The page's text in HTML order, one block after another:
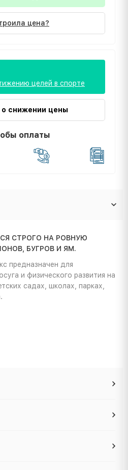
цена?
целей в спорте
снижении цены
оплаты
СТРОГО НА РОВНУЮ
БУГРОВ И ЯМ.
предназначен для
и физического развития на
садах, школах, парках,